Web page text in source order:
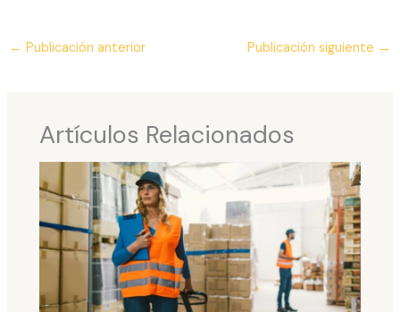
← Publicación anterior Publicación siguiente →
Artículos Relacionados